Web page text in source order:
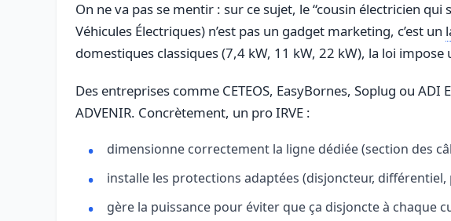
On ne va pas se mentir : sur ce sujet, le “cousin électricien qui
Véhicules Électriques) n’est pas un gadget marketing, c’est un
domestiques classiques (7,4 kW, 11 kW, 22 kW), la loi impose
Des entreprises comme CETEOS, EasyBornes, Soplug ou
ADVENIR. Concrètement, un pro IRVE :
dimensionne correctement la ligne dédiée (section des
installe les protections adaptées (disjoncteur,
gère la puissance pour éviter que ça disjoncte à chaque